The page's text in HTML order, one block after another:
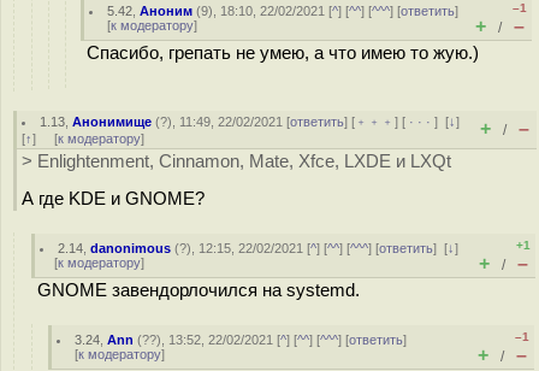
5.42 ,Аноним (9), 18:10, 22/02/2021 [^] [^^] [^^^] [ответить]
[к модератору]
–1
+ / –
Спасибо, грепать не умею, а что имею то жую.)
1.13 ,Анонимище (?), 11:49, 22/02/2021 [ответить] [ ﹢﹢﹢] [ · · ·][↓]
[↑] [к модератору] + / –
> Enlightenment, Cinnamon, Mate, Xfce, LXDE и LXQt
А где KDE и GNOME?
2.14 ,danonimous (?), 12:15, 22/02/2021 [^] [^^] [^^^] [ответить][↓]
[к модератору]
+1
+ / –
GNOME завендорлочился на systemd.
3.24 ,Ann (??), 13:52, 22/02/2021 [^] [^^] [^^^] [ответить]
[к модератору]
–1
+ / –